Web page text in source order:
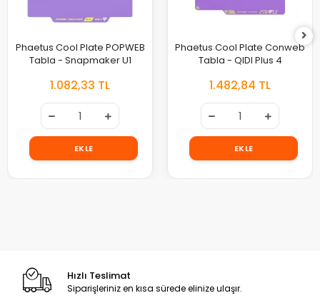
Phaetus Cool Plate POPWEB
Tabla - Snapmaker U1
1.082,33 TL
EKLE
Phaetus Cool Plate Conweb
Tabla - QIDI Plus 4
1.482,84 TL
EKLE
Hızlı Teslimat
Siparişleriniz en kısa sürede elinize ulaşır.